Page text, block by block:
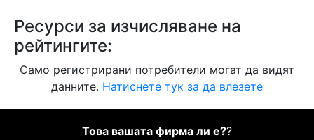
Ресурси за изчисляване на
рейтингите:
Само регистрирани потребители могат да видят
данните. Натиснете тук за да влезете
Това вашата фирма ли е??